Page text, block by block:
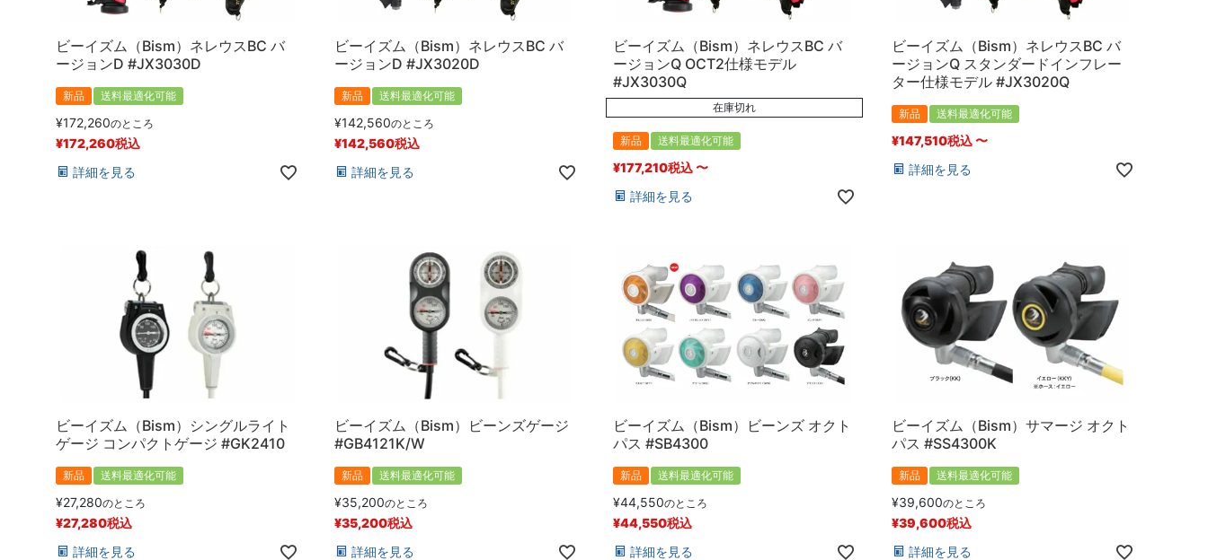
ビーイズム（Bism）ネレウスBC バ
ージョンD #JX3030D
新品 送料最適化可能
¥172,260のところ
¥172,260税込
詳細を見る
ビーイズム（Bism）ネレウスBC バ
ージョンD #JX3020D
新品 送料最適化可能
¥142,560のところ
¥142,560税込
詳細を見る
ビーイズム（Bism）ネレウスBC バ
ージョンQ OCT2仕様モデル
#JX3030Q
在庫切れ
新品 送料最適化可能
¥177,210税込 〜
詳細を見る
ビーイズム（Bism）ネレウスBC バ
ージョンQ スタンダードインフレー
ター仕様モデル #JX3020Q
新品 送料最適化可能
¥147,510税込 〜
詳細を見る
ビーイズム（Bism）シングルライト
ゲージ コンパクトゲージ #GK2410
新品 送料最適化可能
¥27,280のところ
¥27,280税込
詳細を見る
ビーイズム（Bism）ビーンズゲージ
#GB4121K/W
新品 送料最適化可能
¥35,200のところ
¥35,200税込
詳細を見る
ビーイズム（Bism）ビーンズ オクト
パス #SB4300
新品 送料最適化可能
¥44,550のところ
¥44,550税込
詳細を見る
ビーイズム（Bism）サマージ オクト
パス #SS4300K
新品 送料最適化可能
¥39,600のところ
¥39,600税込
詳細を見る